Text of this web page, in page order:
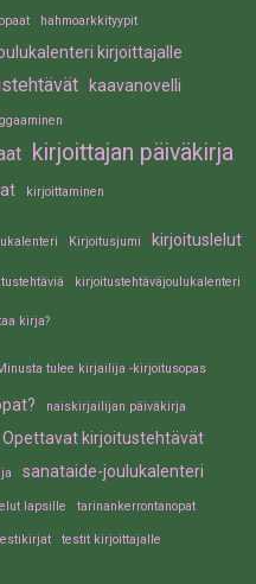
hahmoarkkityypit
kirjoittajalle
kaavanovelli
kirjoittajan päiväkirja
kirjoittaminen
Kirjoitusjumi kirjoituslelut
kirjoitustehtäväjoulukalenteri
kirja?
tulee kirjailija -kirjoitusopas
naiskirjailijan päiväkirja
Opettavat kirjoitustehtävät
sanataide-joulukalenteri
lapsille tarinankerrontanopat
testit kirjoittajalle